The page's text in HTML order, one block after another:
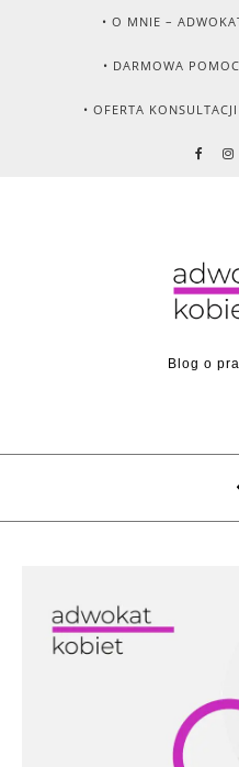
• O MNIE –
• DARMOWA
• OFERTA KONSULTACJI
Blog o